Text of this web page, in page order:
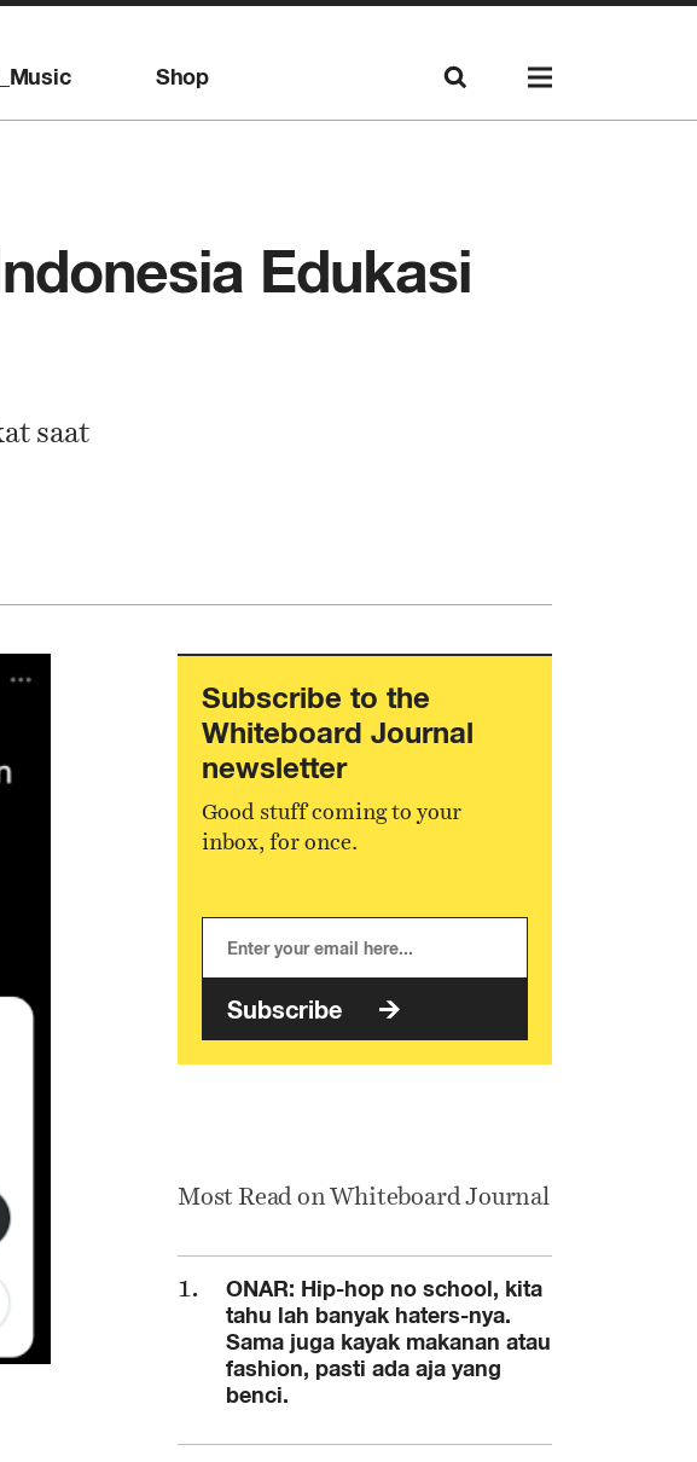
Shop
Edukasi
saat
Subscribe to the
Whiteboard Journal
newsletter
Good stuff coming to your
inbox, for once.
Subscribe
Most Read on Whiteboard Journal
ONAR: Hip-hop no school, kita
tahu lah banyak haters-nya.
Sama juga kayak makanan atau
fashion, pasti ada aja yang
benci.